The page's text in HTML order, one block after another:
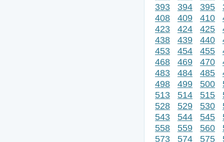
393
394 395
408
409 410
423
424 425
438
439 440
453
454 455
468
469 470
483
484 485
498
499 500
513
514 515
528
529 530
543
544 545
558
559 560
573
574 575